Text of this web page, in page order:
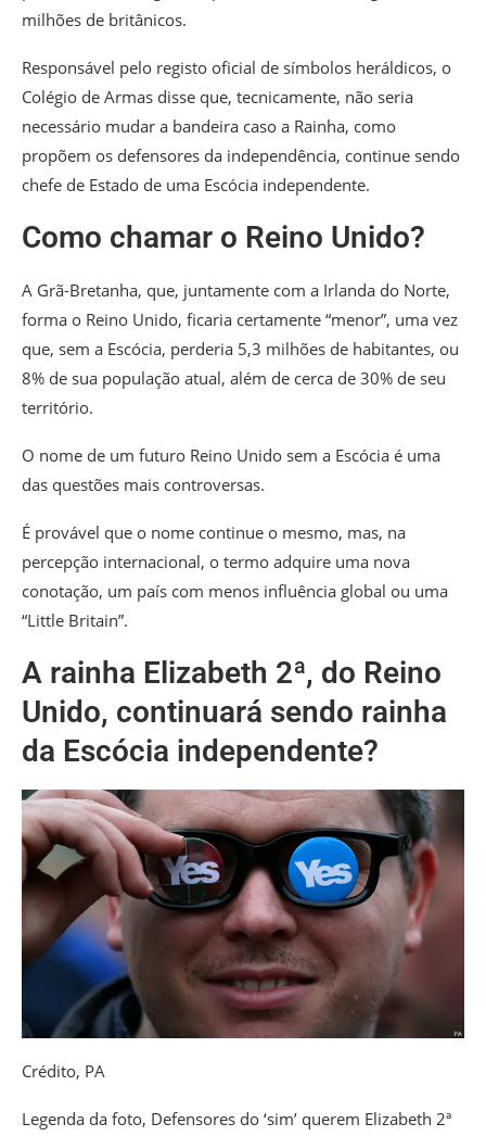
milhões de britânicos.
Responsável pelo registo oficial de símbolos heráldicos, o
Colégio de Armas disse que, tecnicamente, não seria
necessário mudar a bandeira caso a Rainha, como
propõem os defensores da independência, continue sendo
chefe de Estado de uma Escócia independente.
Como chamar o Reino Unido?
A Grã-Bretanha, que, juntamente com a Irlanda do Norte,
forma o Reino Unido, ficaria certamente “menor”, uma vez
que, sem a Escócia, perderia 5,3 milhões de habitantes, ou
8% de sua população atual, além de cerca de 30% de seu
território.
O nome de um futuro Reino Unido sem a Escócia é uma
das questões mais controversas.
É provável que o nome continue o mesmo, mas, na
percepção internacional, o termo adquire uma nova
conotação, um país com menos influência global ou uma
“Little Britain”.
A rainha Elizabeth 2ª, do Reino
Unido, continuará sendo rainha
da Escócia independente?
Crédito, PA
Legenda da foto, Defensores do ‘sim’ querem Elizabeth 2ª